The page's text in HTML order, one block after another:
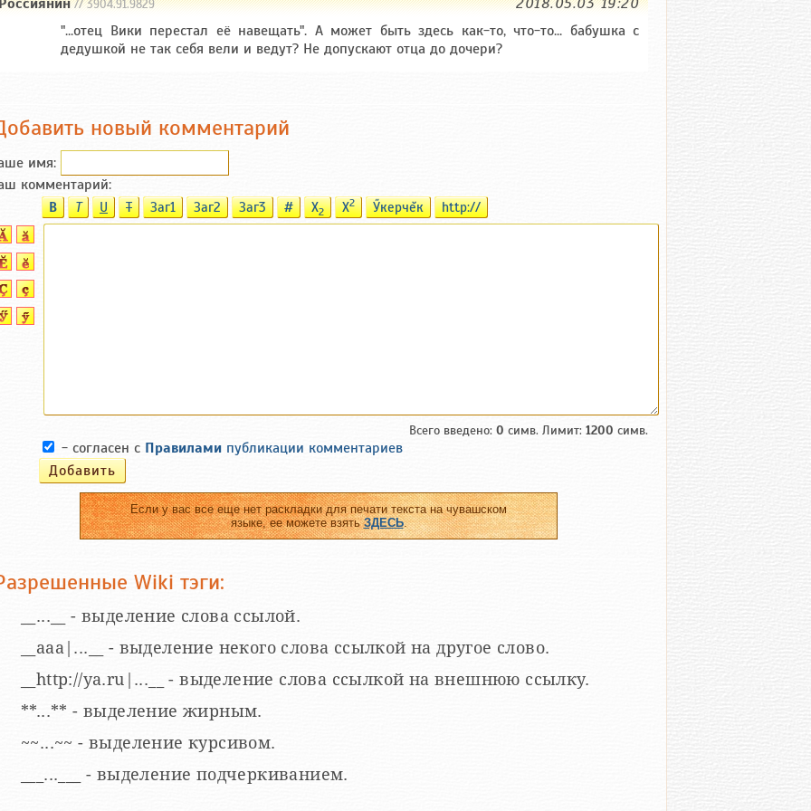
// 3904.91.9829
2018.05.03 19:20
"...отец Вики перестал её навещать". А может быть здесь как-то, что-то... бабушка с
дедушкой не так себя вели и ведут? Не допускают отца до дочери?
новый комментарий
имя:
комментарий:
B T U T Заг1 Заг2 Заг3 # X2 X2 Ӳкерчĕк http://
Всего введено: 0 симв. Лимит: 1200 симв.
- согласен с Правилами публикации комментариев
Если у вас все еще нет раскладки для печати текста на чувашском
языке, ее можете взятьЗДЕСЬ.
Wiki тэги:
__...__ - выделение слова ссылой.
__aaa|...__ - выделение некого слова ссылкой на другое слово.
__http://ya.ru|...__ - выделение слова ссылкой на внешнюю ссылку.
**...** - выделение жирным.
~~...~~ - выделение курсивом.
___...___ - выделение подчеркиванием.